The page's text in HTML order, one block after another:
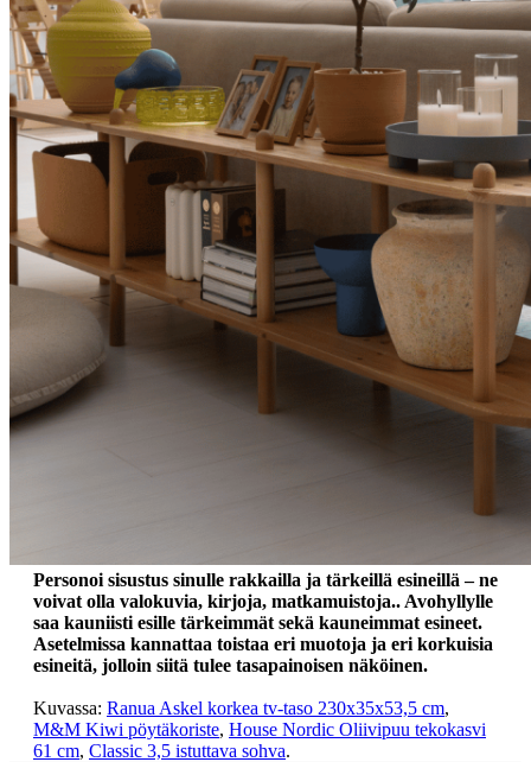
Personoi sisustus sinulle rakkailla ja tärkeillä esineillä – ne
voivat olla valokuvia, kirjoja, matkamuistoja.. Avohyllylle
saa kauniisti esille tärkeimmät sekä kauneimmat esineet.
Asetelmissa kannattaa toistaa eri muotoja ja eri korkuisia
esineitä, jolloin siitä tulee tasapainoisen näköinen.
Kuvassa: Ranua Askel korkea tv-taso 230x35x53,5 cm,
M&M Kiwi pöytäkoriste, House Nordic Oliivipuu tekokasvi
61 cm, Classic 3,5 istuttava sohva.